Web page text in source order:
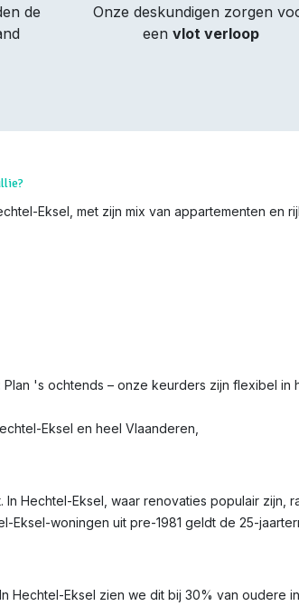
de
Onze deskundigen zorgen
eenvlot verloop
Eksel, met zijn mix van appartementen en
's ochtends – onze keurders zijn flexibel in
Eksel en heel Vlaanderen,
Hechtel-Eksel, waar renovaties populair zijn,
Eksel-woningen uit pre-1981 geldt de 25-
Eksel zien we dit bij 30% van oudere